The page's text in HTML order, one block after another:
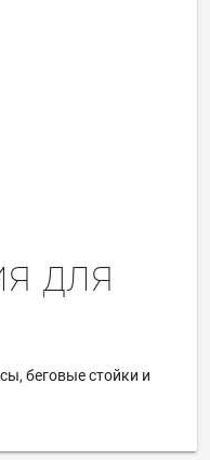
для
беговые стойки и